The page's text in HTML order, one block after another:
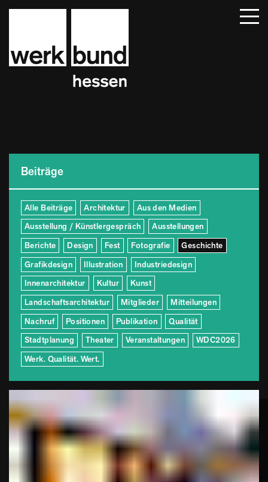
Beiträge
Kontakt
Beiträge
Alle Beiträge Architektur
Aus den Medien
Ausstellung / Künstlergespräch
Ausstellungen
Berichte
Design Fest Fotografie
Geschichte
Grafikdesign
Illustration
Industriedesign
Innenarchitektur
Kultur
Kunst
Landschaftsarchitektur
Mitglieder
Mitteilungen
Nachruf
Positionen Publikation
Qualität
Stadtplanung
Theater Veranstaltungen
WDC2026
Werk. Qualität. Wert.